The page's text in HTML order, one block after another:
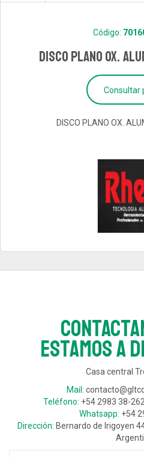
Código:
DISCO PLANO OX.
Consultar
DISCO PLANO OX.
estamos a
Casa central
Mail:
Teléfono: +54 2983 38-
Whatsapp: +54
Dirección: Bernardo de Irigoyen